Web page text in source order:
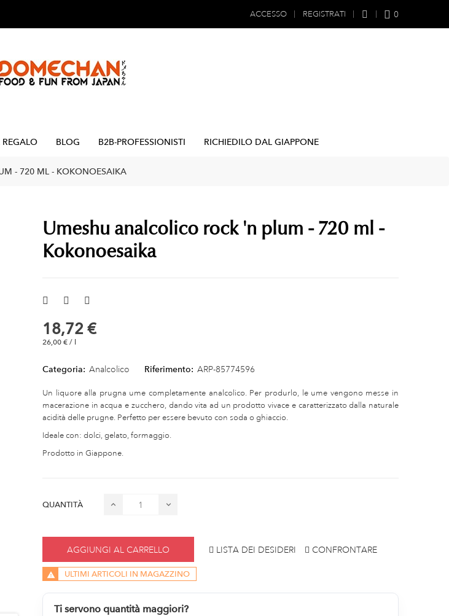
ACCESSO REGISTRATI 0
REGALO BLOG B2B-PROFESSIONISTI RICHIEDILO DAL GIAPPONE
- 720 ML - KOKONOESAIKA
Umeshu analcolico rock 'n plum - 720 ml -
Kokonoesaika
18,72 €
26,00 € / l
Categoria: Analcolico Riferimento: ARP-85774596
Un liquore alla prugna ume completamente analcolico. Per produrlo, le ume vengono messe in
macerazione in acqua e zucchero, dando vita ad un prodotto vivace e caratterizzato dalla naturale
acidità delle prugne. Perfetto per essere bevuto con soda o ghiaccio.
Ideale con: dolci, gelato, formaggio.
Prodotto in Giappone.
QUANTITÀ
AGGIUNGI AL CARRELLO LISTA DEI DESIDERI CONFRONTARE
ULTIMI ARTICOLI IN MAGAZZINO
Ti servono quantità maggiori?